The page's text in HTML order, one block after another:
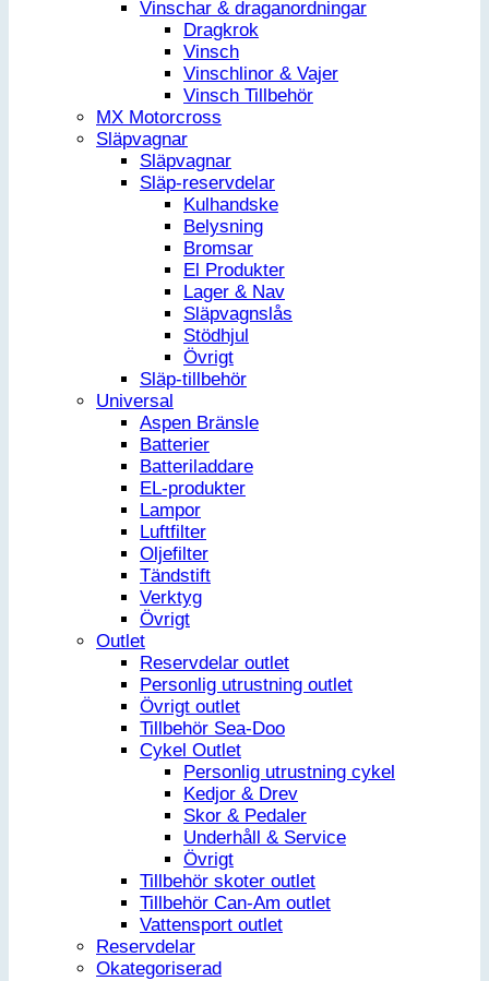
Vinschar & draganordningar
Dragkrok
Vinsch
Vinschlinor & Vajer
Vinsch Tillbehör
MX Motorcross
Släpvagnar
Släpvagnar
Släp-reservdelar
Kulhandske
Belysning
Bromsar
El Produkter
Lager & Nav
Släpvagnslås
Stödhjul
Övrigt
Släp-tillbehör
Universal
Aspen Bränsle
Batterier
Batteriladdare
EL-produkter
Lampor
Luftfilter
Oljefilter
Tändstift
Verktyg
Övrigt
Outlet
Reservdelar outlet
Personlig utrustning outlet
Övrigt outlet
Tillbehör Sea-Doo
Cykel Outlet
Personlig utrustning cykel
Kedjor & Drev
Skor & Pedaler
Underhåll & Service
Övrigt
Tillbehör skoter outlet
Tillbehör Can-Am outlet
Vattensport outlet
Reservdelar
Okategoriserad